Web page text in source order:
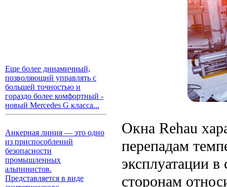
Еще более динамичный,
позволяющий управлять с
большей точностью и
гораздо более комфортный -
новый Mercedes G класса...
Анкерная линия — это одно
из приспособлений
безопасности
промышленных
альпинистов.
Представляется в виде
Окна Rehau
перепадам
эксплуатации
сторонам